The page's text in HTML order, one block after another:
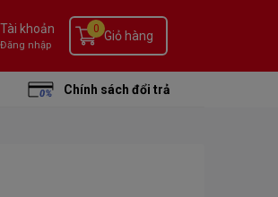
Tài khoản
Đăng nhập
Giỏ hàng
0
Chính sách đổi trả